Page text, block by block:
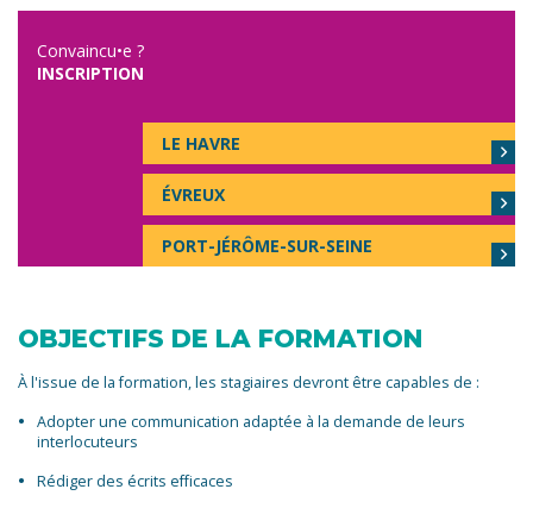
Convaincu•e ?
INSCRIPTION
LE HAVRE
ÉVREUX
PORT-JÉRÔME-SUR-SEINE
OBJECTIFS DE LA FORMATION
À l'issue de la formation, les stagiaires devront être capables de :
Adopter une communication adaptée à la demande de leurs
interlocuteurs
Rédiger des écrits efficaces